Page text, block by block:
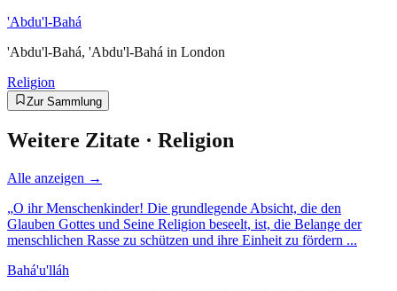
'Abdu'l-Bahá
'Abdu'l-Bahá, 'Abdu'l-Bahá in London
Religion
Zur Sammlung
Weitere Zitate · Religion
Alle anzeigen →
„O ihr Menschenkinder! Die grundlegende Absicht, die den
Glauben Gottes und Seine Religion beseelt, ist, die Belange der
menschlichen Rasse zu schützen und ihre Einheit zu fördern ...
Bahá'u'lláh